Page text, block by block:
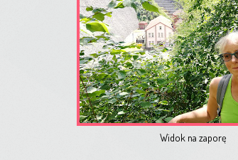
Widok na zaporę